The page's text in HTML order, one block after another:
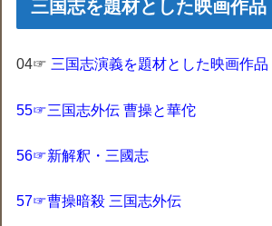
三国志を題材とした映画作品‎
04☞ 三国志演義を題材とした映画作品
55☞三国志外伝 曹操と華佗
56☞新解釈・三國志
57☞曹操暗殺 三国志外伝